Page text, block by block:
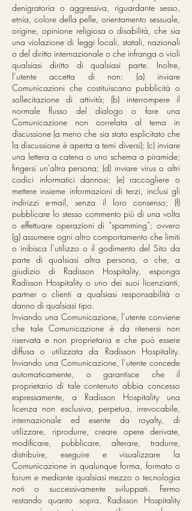
denigratoria o aggressiva, riguardante sesso,
etnia, colore della pelle, orientamento sessuale,
origine, opinione religiosa o disabilità, che sia
una violazione di leggi locali, statali, nazionali
o del diritto internazionale o che infranga o violi
qualsiasi diritto di qualsiasi parte. Inoltre,
l’utente accetta di non: (a) inviare
Comunicazioni che costituiscano pubblicità o
sollecitazione di attività; (b) interrompere il
normale flusso del dialogo o fare una
Comunicazione non correlata al tema in
discussione (a meno che sia stato esplicitato che
la discussione è aperta a temi diversi); (c) inviare
una lettera a catena o uno schema a piramide;
fingersi un’altra persona; (d) inviare virus o altri
codici informatici dannosi; (e) raccogliere o
mettere insieme informazioni di terzi, inclusi gli
indirizzi e-mail, senza il loro consenso; (f)
pubblicare lo stesso commento più di una volta
o effettuare operazioni di “spamming”; ovvero
(g) assumere ogni altro comportamento che limiti
o inibisca l’utilizzo o il godimento del Sito da
parte di qualsiasi altra persona, o che, a
giudizio di Radisson Hospitality, esponga
Radisson Hospitality o uno dei suoi licenzianti,
partner o clienti a qualsiasi responsabilità o
danno di qualsiasi tipo.
Inviando una Comunicazione, l’utente conviene
che tale Comunicazione è da ritenersi non
riservata e non proprietaria e che può essere
diffusa o utilizzata da Radisson Hospitality.
Inviando una Comunicazione, l’utente concede
automaticamente, o garantisce che il
proprietario di tale contenuto abbia concesso
espressamente, a Radisson Hospitality una
licenza non esclusiva, perpetua, irrevocabile,
internazionale ed esente da royalty, di
utilizzare, riprodurre, creare opere derivate,
modificare, pubblicare, alterare, tradurre,
distribuire, eseguire e visualizzare la
Comunicazione in qualunque forma, formato o
forum e mediante qualsiasi mezzo o tecnologia
noti o successivamente sviluppati. Fermo
restando quanto sopra, Radisson Hospitality